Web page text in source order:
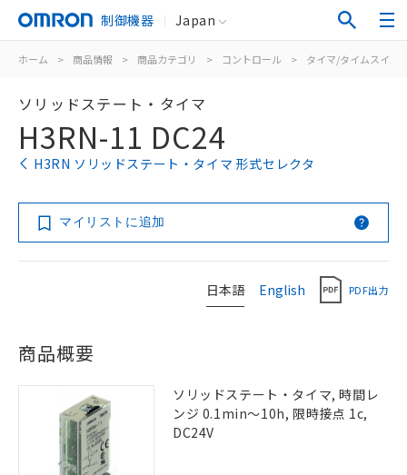
制御機器 Japan
ホーム > 商品情報 > 商品カテゴリ > コントロール > タイマ/タイムスイッ
ソリッドステート・タイマ
H3RN-11 DC24
H3RN ソリッドステート・タイマ 形式セレクタ
マイリストに追加
日本語 English PDF出力
商品概要
ソリッドステート・タイマ, 時間レ
ンジ 0.1min～10h, 限時接点 1c,
DC24V